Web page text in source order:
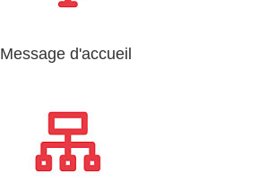
Message d'accueil